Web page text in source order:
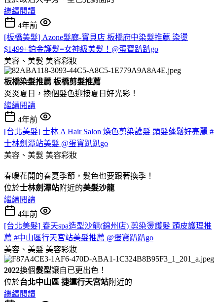
繼續閱讀
4年前
[板橋美髮] Azone髮廊-寶貝店 板橋府中染髮推薦 染燙
$1499+鉑金護髮=女神級美髮！@蛋寶趴趴go
美容、美髮 美容彩妝
板橋染髮推薦 板橋剪髮推薦
炎炎夏日，換個髮色迎接夏日好光彩！
繼續閱讀
4年前
[台北美髮] 士林 A Hair Salon 煥色剪染護髮 頭髮蓬鬆好亮麗 #
士林劍潭站美髮 @蛋寶趴趴go
美容、美髮 美容彩妝
春暖花開的春夏季節，髮色也要跟著換季！
位於士林劍潭站附近的美髮沙龍
繼續閱讀
4年前
[台北美髮] 春天spa造型沙龍(錦州店) 剪染燙護髮 頭皮護理推
薦 #中山區行天宮站美髮推薦 @蛋寶趴趴go
美容、美髮 美容彩妝
2022換個髮型讓自已更出色！
位於台北中山區 捷運行天宮站附近的
繼續閱讀